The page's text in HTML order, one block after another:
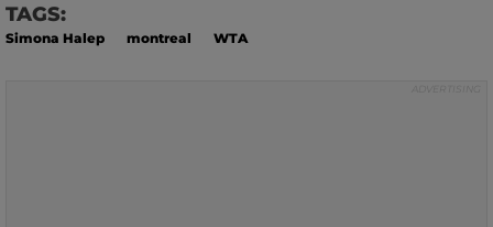
TAGS:
Simona Halep montreal WTA